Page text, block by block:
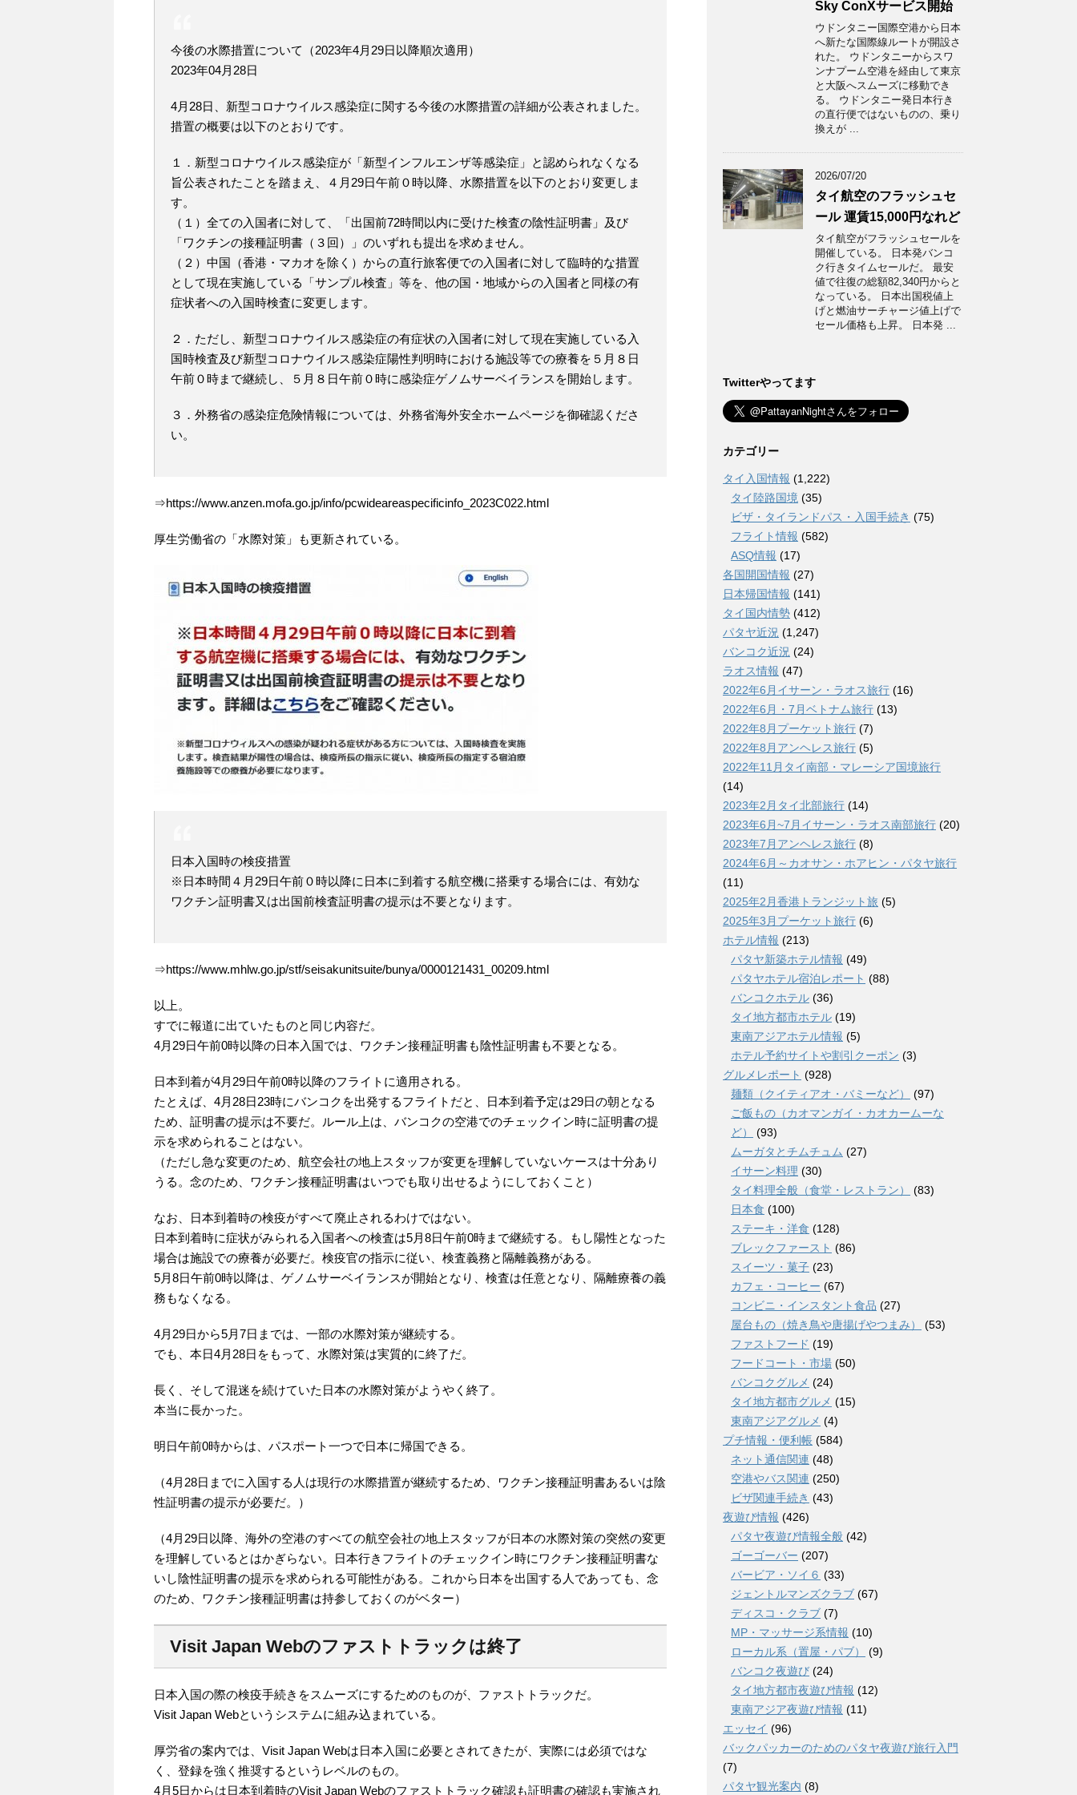
今後の水際措置について（2023年4月29日以降順次適用）
2023年04月28日
4月28日、新型コロナウイルス感染症に関する今後の水際措置の詳細が公表されました。
措置の概要は以下のとおりです。
１．新型コロナウイルス感染症が「新型インフルエンザ等感染症」と認められなくなる
旨公表されたことを踏まえ、４月29日午前０時以降、水際措置を以下のとおり変更しま
す。
（１）全ての入国者に対して、「出国前72時間以内に受けた検査の陰性証明書」及び
「ワクチンの接種証明書（３回）」のいずれも提出を求めません。
（２）中国（香港・マカオを除く）からの直行旅客便での入国者に対して臨時的な措置
として現在実施している「サンプル検査」等を、他の国・地域からの入国者と同様の有
症状者への入国時検査に変更します。
２．ただし、新型コロナウイルス感染症の有症状の入国者に対して現在実施している入
国時検査及び新型コロナウイルス感染症陽性判明時における施設等での療養を５月８日
午前０時まで継続し、５月８日午前０時に感染症ゲノムサーベイランスを開始します。
３．外務省の感染症危険情報については、外務省海外安全ホームページを御確認くださ
い。
⇒https://www.anzen.mofa.go.jp/info/pcwideareaspecificinfo_2023C022.html
厚生労働省の「水際対策」も更新されている。
日本入国時の検疫措置
※日本時間４月29日午前０時以降に日本に到着する航空機に搭乗する場合には、有効な
ワクチン証明書又は出国前検査証明書の提示は不要となります。
⇒https://www.mhlw.go.jp/stf/seisakunitsuite/bunya/0000121431_00209.html
以上。
すでに報道に出ていたものと同じ内容だ。
4月29日午前0時以降の日本入国では、ワクチン接種証明書も陰性証明書も不要となる。
日本到着が4月29日午前0時以降のフライトに適用される。
たとえば、4月28日23時にバンコクを出発するフライトだと、日本到着予定は29日の朝となる
ため、証明書の提示は不要だ。ルール上は、バンコクの空港でのチェックイン時に証明書の提
示を求められることはない。
（ただし急な変更のため、航空会社の地上スタッフが変更を理解していないケースは十分あり
うる。念のため、ワクチン接種証明書はいつでも取り出せるようにしておくこと）
なお、日本到着時の検疫がすべて廃止されるわけではない。
日本到着時に症状がみられる入国者への検査は5月8日午前0時まで継続する。もし陽性となった
場合は施設での療養が必要だ。検疫官の指示に従い、検査義務と隔離義務がある。
5月8日午前0時以降は、ゲノムサーベイランスが開始となり、検査は任意となり、隔離療養の義
務もなくなる。
4月29日から5月7日までは、一部の水際対策が継続する。
でも、本日4月28日をもって、水際対策は実質的に終了だ。
長く、そして混迷を続けていた日本の水際対策がようやく終了。
本当に長かった。
明日午前0時からは、パスポート一つで日本に帰国できる。
（4月28日までに入国する人は現行の水際措置が継続するため、ワクチン接種証明書あるいは陰
性証明書の提示が必要だ。）
（4月29日以降、海外の空港のすべての航空会社の地上スタッフが日本の水際対策の突然の変更
を理解しているとはかぎらない。日本行きフライトのチェックイン時にワクチン接種証明書な
いし陰性証明書の提示を求められる可能性がある。これから日本を出国する人であっても、念
のため、ワクチン接種証明書は持参しておくのがベター）
Visit Japan Webのファストトラックは終了
日本入国の際の検疫手続きをスムーズにするためのものが、ファストトラックだ。
Visit Japan Webというシステムに組み込まれている。
厚労省の案内では、Visit Japan Webは日本入国に必要とされてきたが、実際には必須ではな
く、登録を強く推奨するというレベルのもの。
4月5日からは日本到着時のVisit Japan Webのファストトラック確認も証明書の確認も実施され
Sky ConXサービス開始
ウドンタニー国際空港から日本
へ新たな国際線ルートが開設さ
れた。 ウドンタニーからスワ
ンナプーム空港を経由して東京
と大阪へスムーズに移動でき
る。 ウドンタニー発日本行き
の直行便ではないものの、乗り
換えが ...
2026/07/20
タイ航空のフラッシュセ
ール 運賃15,000円なれど
タイ航空がフラッシュセールを
開催している。 日本発バンコ
ク行きタイムセールだ。 最安
値で往復の総額82,340円からと
なっている。 日本出国税値上
げと燃油サーチャージ値上げで
セール価格も上昇。 日本発 ...
Twitterやってます
カテゴリー
タイ入国情報 (1,222)
タイ陸路国境 (35)
ビザ・タイランドパス・入国手続き (75)
フライト情報 (582)
ASQ情報 (17)
各国開国情報 (27)
日本帰国情報 (141)
タイ国内情勢 (412)
パタヤ近況 (1,247)
バンコク近況 (24)
ラオス情報 (47)
2022年6月イサーン・ラオス旅行 (16)
2022年6月・7月ベトナム旅行 (13)
2022年8月プーケット旅行 (7)
2022年8月アンヘレス旅行 (5)
2022年11月タイ南部・マレーシア国境旅行
(14)
2023年2月タイ北部旅行 (14)
2023年6月~7月イサーン・ラオス南部旅行 (20)
2023年7月アンヘレス旅行 (8)
2024年6月～カオサン・ホアヒン・パタヤ旅行
(11)
2025年2月香港トランジット旅 (5)
2025年3月プーケット旅行 (6)
ホテル情報 (213)
パタヤ新築ホテル情報 (49)
パタヤホテル宿泊レポート (88)
バンコクホテル (36)
タイ地方都市ホテル (19)
東南アジアホテル情報 (5)
ホテル予約サイトや割引クーポン (3)
グルメレポート (928)
麺類（クイティアオ・バミーなど）
(97)
ご飯もの（カオマンガイ・カオカームーな
ど）
(93)
ムーガタとチムチュム (27)
イサーン料理 (30)
タイ料理全般（食堂・レストラン）
(83)
日本食 (100)
ステーキ・洋食 (128)
ブレックファースト (86)
スイーツ・菓子 (23)
カフェ・コーヒー (67)
コンビニ・インスタント食品 (27)
屋台もの（焼き鳥や唐揚げやつまみ）
(53)
ファストフード (19)
フードコート・市場 (50)
バンコクグルメ (24)
タイ地方都市グルメ (15)
東南アジアグルメ (4)
プチ情報・便利帳 (584)
ネット通信関連 (48)
空港やバス関連 (250)
ビザ関連手続き (43)
夜遊び情報 (426)
パタヤ夜遊び情報全般 (42)
ゴーゴーバー (207)
バービア・ソイ６ (33)
ジェントルマンズクラブ (67)
ディスコ・クラブ (7)
MP・マッサージ系情報 (10)
ローカル系（置屋・パブ）
(9)
バンコク夜遊び (24)
タイ地方都市夜遊び情報 (12)
東南アジア夜遊び情報 (11)
エッセイ (96)
バックパッカーのためのパタヤ夜遊び旅行入門
(7)
パタヤ観光案内 (8)